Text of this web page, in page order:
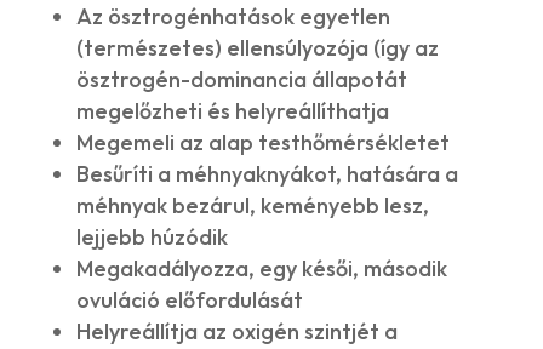
Az ösztrogénhatások egyetlen
(természetes) ellensúlyozója (így az
ösztrogén-dominancia állapotát
megelőzheti és helyreállíthatja
Megemeli az alap testhőmérsékletet
Besűríti a méhnyaknyákot, hatására a
méhnyak bezárul, keményebb lesz,
lejjebb húzódik
Megakadályozza, egy késői, második
ovuláció előfordulását
Helyreállítja az oxigén szintjét a